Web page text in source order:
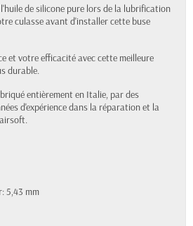
de silicone pure lors de la lubrification
culasse avant d'installer cette buse
et votre efficacité avec cette meilleure
durable.
entièrement en Italie, par des
d'expérience dans la réparation et la
5,43 mm